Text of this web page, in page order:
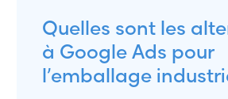
Quelles sont les
à Google Ads pour
l’emballage